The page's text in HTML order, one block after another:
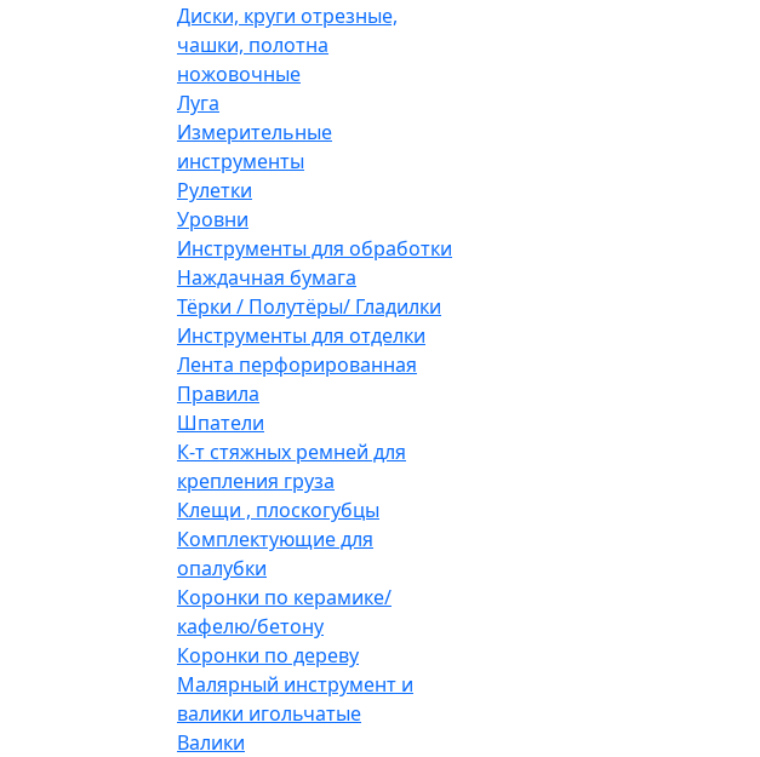
Диски, круги отрезные,
чашки, полотна
ножовочные
Луга
Измерительные
инструменты
Рулетки
Уровни
Инструменты для обработки
Наждачная бумага
Тёрки / Полутёры/ Гладилки
Инструменты для отделки
Лента перфорированная
Правила
Шпатели
К-т стяжных ремней для
крепления груза
Клещи , плоскогубцы
Комплектующие для
опалубки
Коронки по керамике/
кафелю/бетону
Коронки по дереву
Малярный инструмент и
валики игольчатые
Валики